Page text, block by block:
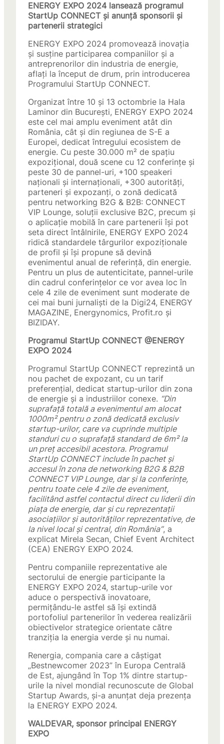
ENERGY EXPO 2024 lansează programul
StartUp CONNECT și anunță sponsorii și
partenerii strategici
ENERGY EXPO 2024 promovează inovația
și susține participarea companiilor și a
antreprenorilor din industria de energie,
aflați la început de drum, prin introducerea
Programului StartUp CONNECT.
Organizat între 10 și 13 octombrie la Hala
Laminor din București, ENERGY EXPO 2024
este cel mai amplu eveniment atât din
România, cât și din regiunea de S-E a
Europei, dedicat întregului ecosistem de
energie. Cu peste 30.000 m² de spațiu
expozițional, două scene cu 12 conferințe și
peste 30 de pannel-uri, +100 speakeri
naționali și internaționali, +300 autorități,
parteneri și expozanți, o zonă dedicată
pentru networking B2G & B2B: CONNECT
VIP Lounge, soluții exclusive B2C, precum și
o aplicație mobilă în care partenerii își pot
seta direct întâlnirile, ENERGY EXPO 2024
ridică standardele târgurilor expoziționale
de profil și își propune să devină
evenimentul anual de referință, din energie.
Pentru un plus de autenticitate, pannel-urile
din cadrul conferințelor ce vor avea loc în
cele 4 zile de eveniment sunt moderate de
cei mai buni jurnaliști de la Digi24, ENERGY
MAGAZINE, Energynomics, Profit.ro și
BIZIDAY.
Programul StartUp CONNECT @ENERGY
EXPO 2024
Programul StartUp CONNECT reprezintă un
nou pachet de expozant, cu un tarif
preferențial, dedicat startup-urilor din zona
de energie și a industriilor conexe. “Din
suprafață totală a evenimentul am alocat
1000m² pentru o zonă dedicată exclusiv
startup-urilor, care va cuprinde multiple
standuri cu o suprafață standard de 6m² la
un preț accesibil acestora. Programul
StartUp CONNECT include în pachet și
accesul în zona de networking B2G & B2B
CONNECT VIP Lounge, dar și la conferințe,
pentru toate cele 4 zile de eveniment,
facilitând astfel contactul direct cu liderii din
piața de energie, dar și cu reprezentații
asociațiilor și autorităților reprezentative, de
la nivel local și central, din România”, a
explicat Mirela Secan, Chief Event Architect
(CEA) ENERGY EXPO 2024.
Pentru companiile reprezentative ale
sectorului de energie participante la
ENERGY EXPO 2024, startup-urile vor
aduce o perspectivă inovatoare,
permițându-le astfel să își extindă
portofoliul partenerilor în vederea realizării
obiectivelor strategice orientate către
tranziția la energia verde și nu numai.
Renergia, compania care a câștigat
„Bestnewcomer 2023” în Europa Centrală
de Est, ajungând în Top 1% dintre startup-
urile la nivel mondial recunoscute de Global
Startup Awards, și-a anunțat deja prezența
la ENERGY EXPO 2024.
WALDEVAR, sponsor principal ENERGY
EXPO